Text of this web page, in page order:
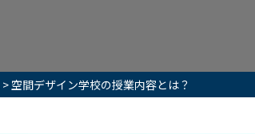
>空間デザイン学校の授業内容とは？